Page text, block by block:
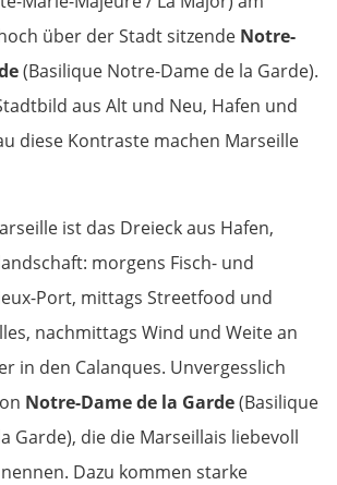
über der Stadt sitzende Notre-
(Basilique Notre-Dame de la Garde).
aus Alt und Neu, Hafen und
diese Kontraste machen Marseille
ist das Dreieck aus Hafen,
morgens Fisch- und
Port, mittags Streetfood und
nachmittags Wind und Weite an
in den Calanques. Unvergesslich
Notre-Dame de la Garde(Basilique
Garde), die die Marseillais liebevoll
Dazu kommen starke